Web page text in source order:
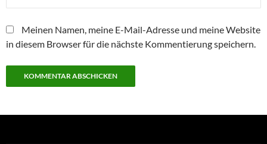
Meinen Namen, meine E-Mail-Adresse und meine Website
in diesem Browser für die nächste Kommentierung speichern.